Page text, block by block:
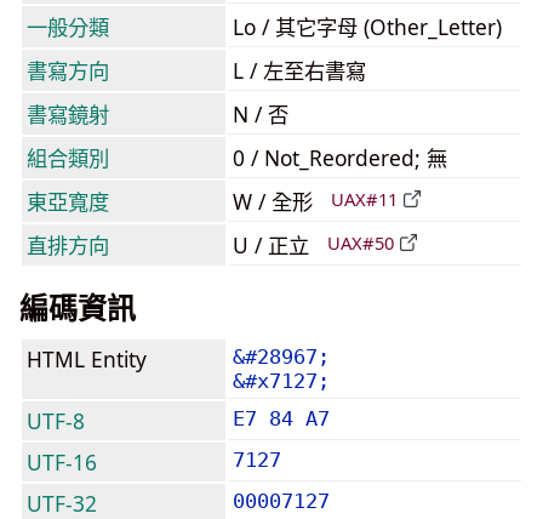
一般分類
Lo / 其它字母 (Other_Letter)
書寫方向
L / 左至右書寫
書寫鏡射
N / 否
組合類別
0 / Not_Reordered; 無
東亞寬度
W / 全形 UAX#11
直排方向 U / 正立 UAX#50
編碼資訊
HTML Entity
&#28967;
&#x7127;
UTF-8 E7 84 A7
UTF-16 7127
UTF-32 00007127